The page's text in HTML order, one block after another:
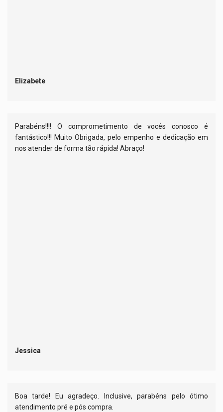
Elizabete
Parabéns!!!! O comprometimento de vocês conosco é
fantástico!!! Muito Obrigada, pelo empenho e dedicação em
nos atender de forma tão rápida! Abraço!
Jessica
Boa tarde! Eu agradeço. Inclusive, parabéns pelo ótimo
atendimento pré e pós compra.